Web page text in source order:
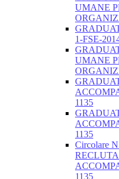
UMANE
1-FSE-
UMANE
1135
1135
Circolare
1135